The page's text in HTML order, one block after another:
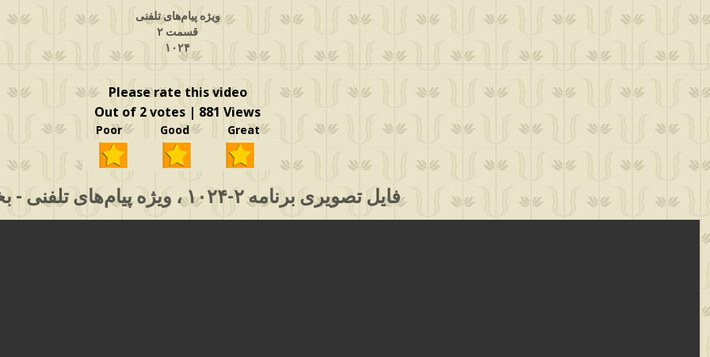
ویژه پیام‌های تلفنی
قسمت ۲
۱۰۲۴
Please rate this video
Out of 2 votes | 881 Views
Poor Good Great
فایل تصویری برنامه ۲-۱۰۲۴ ، ویژه پیام‌های تلفنی - بخش ۱